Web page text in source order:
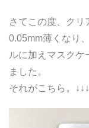
さてこの度、クリ
0.05mm薄くなり
ルに加えマスクケ
ました。
それがこちら。↓↓↓